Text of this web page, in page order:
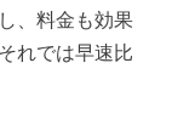
、料金も効果
れでは早速比